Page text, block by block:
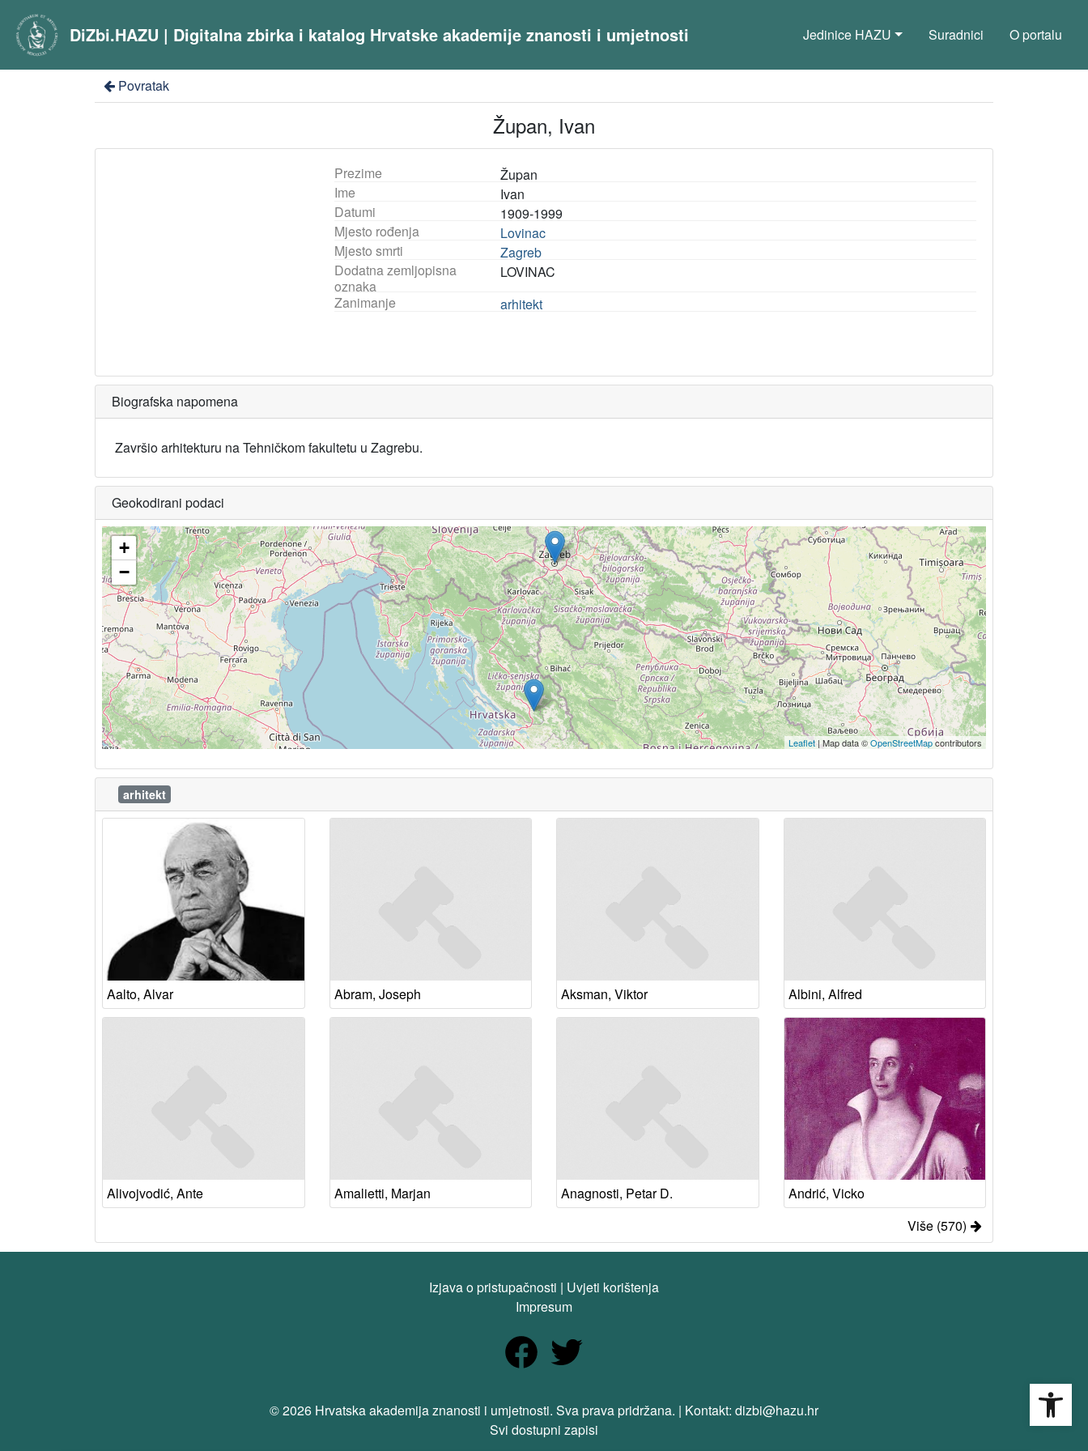
DiZbi.HAZU | Digitalna zbirka i katalog Hrvatske akademije znanosti i umjetnosti Jedinice HAZU Suradnici O portalu
Povratak
Župan, Ivan
Prezime
Župan
Ime
Ivan
Datumi
1909-1999
Mjesto rođenja
Lovinac
Mjesto smrti
Zagreb
Dodatna zemljopisna
oznaka
LOVINAC
Zanimanje
arhitekt
Biografska napomena
Završio arhitekturu na Tehničkom fakultetu u Zagrebu.
Geokodirani podaci
+
−
Leaflet | Map data ©OpenStreetMapcontributors
arhitekt
Aalto, Alvar Abram, Joseph Aksman, Viktor Albini, Alfred
Alivojvodić, Ante Amalietti, Marjan Anagnosti, Petar D.
Andrić, Vicko
Više (570)
Izjava o pristupačnosti | Uvjeti korištenja
Impresum
© 2026 Hrvatska akademija znanosti i umjetnosti. Sva prava pridržana. | Kontakt: dizbi@hazu.hr
Svi dostupni zapisi